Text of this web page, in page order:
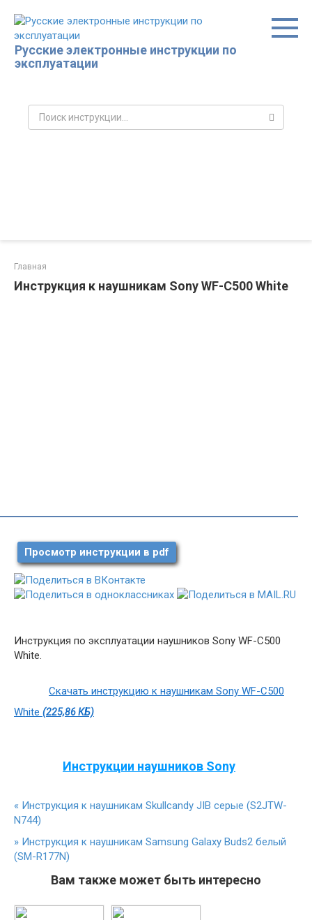
контенту
Русские электронные инструкции по
эксплуатации
Поиск:
Главная
Инструкция к наушникам Sony WF-C500 White
Просмотр инструкции в pdf
Инструкция по эксплуатации наушников Sony WF-C500
White.
Скачать инструкцию к наушникам Sony WF-C500
White (225,86 КБ)
Инструкции наушников Sony
« Инструкция к наушникам Skullcandy JIB серые (S2JTW-
N744)
» Инструкция к наушникам Samsung Galaxy Buds2 белый
(SM-R177N)
Вам также может быть интересно